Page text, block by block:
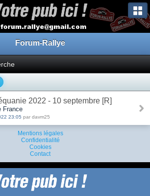
Forum-Rallye
2022 - 10 septembre [R]
France
23:05 par davm25
Mentions légales
Confidentialité
Cookies
Contact